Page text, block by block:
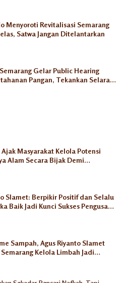
Menyoroti Revitalisasi Semarang
Satwa Jangan Ditelantarkan
Gelar Public Hearing
Pangan, Tekankan Selaras
Masyarakat Kelola Potensi
Alam Secara Bijak Demi
Slamet: Berpikir Positif dan Selalu
Baik Jadi Kunci Sukses Pengusaha
Sampah, Agus Riyanto Slamet
Kelola Limbah Jadi